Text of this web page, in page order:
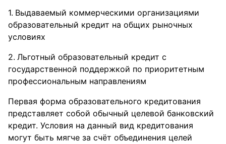
Выдаваемый коммерческими организациями
образовательный кредит на общих рыночных
условиях
Льготный образовательный кредит с
государственной поддержкой по приоритетным
профессиональным направлениям
Первая форма образовательного кредитования
представляет собой обычный целевой банковский
кредит. Условия на данный вид кредитования
могут быть мягче за счёт объединения целей